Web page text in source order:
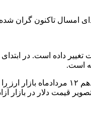
دلار وارد کانال ۳۱ هزار تومان شده